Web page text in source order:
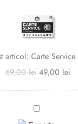
MG
articol: Carte
69,00lei 49,00 lei
Coperta